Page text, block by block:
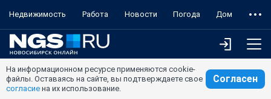
Недвижимость Работа Новости Погода Дом
На информационном ресурсе применяются cookie-
файлы. Оставаясь на сайте, вы подтверждаете свое
согласие на их использование.
Согласен